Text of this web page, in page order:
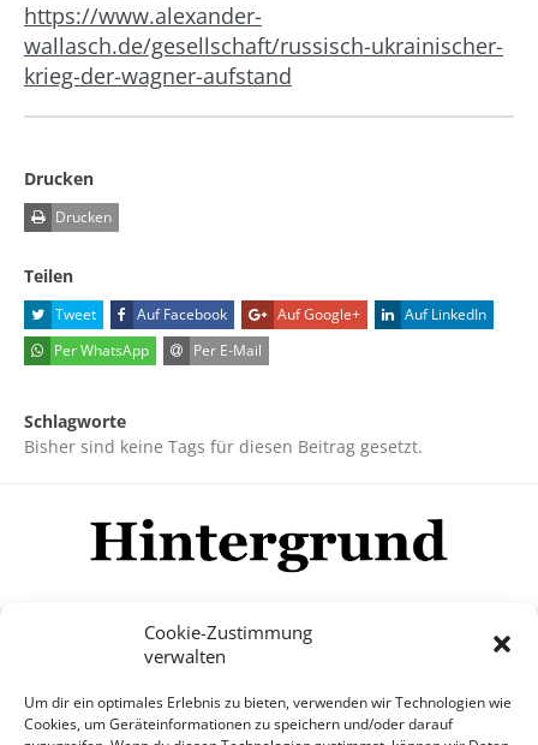
Cookie-Zustimmung
verwalten
Um dir ein optimales Erlebnis zu bieten, verwenden wir Technologien wie
Cookies, um Geräteinformationen zu speichern und/oder darauf
https://www.alexander-
wallasch.de/gesellschaft/russisch-ukrainischer-
krieg-der-wagner-aufstand
Drucken
Drucken
Teilen
Tweet Auf Facebook Auf Google+
Auf LinkedIn
Per WhatsApp
Per E-Mail
Schlagworte
Bisher sind keine Tags für diesen Beitrag gesetzt.
Mehr